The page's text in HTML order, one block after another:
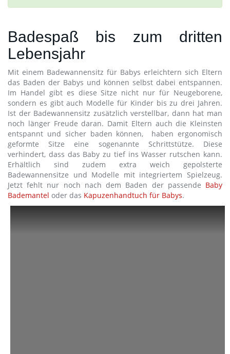
Badespaß bis zum dritten
Lebensjahr
Mit einem Badewannensitz für Babys erleichtern sich Eltern
das Baden der Babys und können selbst dabei entspannen.
Im Handel gibt es diese Sitze nicht nur für Neugeborene,
sondern es gibt auch Modelle für Kinder bis zu drei Jahren.
Ist der Badewannensitz zusätzlich verstellbar, dann hat man
noch länger Freude daran. Damit Eltern auch die Kleinsten
entspannt und sicher baden können, haben ergonomisch
geformte Sitze eine sogenannte Schrittstütze. Diese
verhindert, dass das Baby zu tief ins Wasser rutschen kann.
Erhältlich sind zudem extra weich gepolsterte
Badewannensitze und Modelle mit integriertem Spielzeug.
Jetzt fehlt nur noch nach dem Baden der passende Baby
Bademantel oder das Kapuzenhandtuch für Babys.